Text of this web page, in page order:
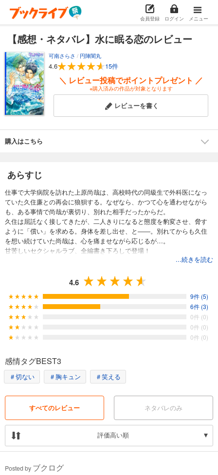
会員登録 ログイン メニュー
【感想・ネタバレ】水に眠る恋のレビュー
可南さらさ / 円陣闇丸
4.6 15件
＼ レビュー投稿でポイントプレゼント ／
※購入済みの作品が対象となります
レビューを書く
購入はこちら
あらすじ
仕事で大学病院を訪れた上原尚哉は、高校時代の同級生で外科医になっ
ていた久住廉との再会に狼狽する。なぜなら、かつて心を通わせながら
も、ある事情で尚哉が裏切り、別れた相手だったからだ。
久住は屈託なく接してきたが、二人きりになると態度を豹変させ、脅す
ように「償い」を求める。身体を差し出せ、と――。別れてからも久住
を想い続けていた尚哉は、心を痛ませながら応じるが…。
甘苦しいセクシャルラブ、全編書き下ろしで登場！
...続きを読む
4.6
9件 (5)
6件 (3)
0件 (0)
0件 (0)
0件 (0)
感情タグBEST3
＃切ない ＃胸キュン ＃笑える
すべてのレビュー ネタバレのみ
評価高い順
Posted by ブクログ